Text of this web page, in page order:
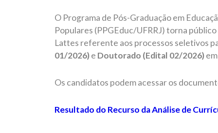
O Programa de Pós-Graduação em
Populares (PPGEduc/UFRRJ) torna
Lattes referente aos processos seletivos
01/2026)e Doutorado (Edital 02/2026)
Os candidatos podem acessar os
Resultado do Recurso da Análise de